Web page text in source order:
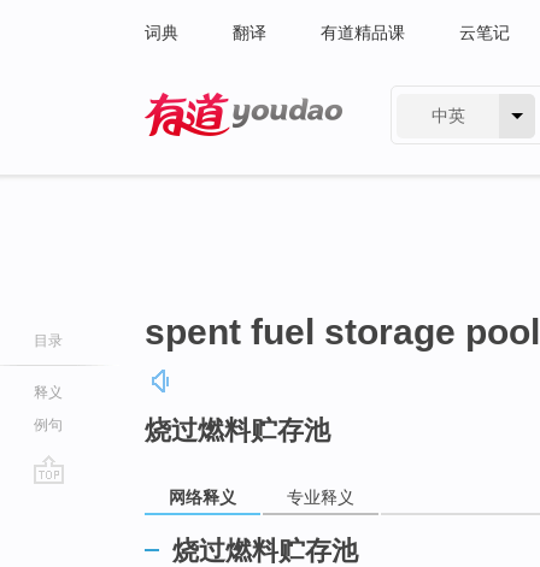
词典 翻译 有道精品课 云笔记
中英
目录
释义
例句
spent fuel storage pool
烧过燃料贮存池
网络释义 专业释义
烧过燃料贮存池